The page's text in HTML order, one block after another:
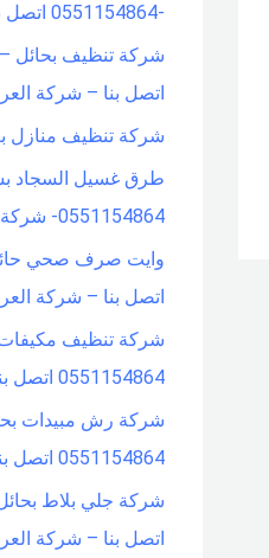
-0551154864 اتصل بنا – شركة العربي
اتصل بنا – شركة
شركة تنظيف منازل
طرق غسيل السجاد
0551154864- شركة العربي
اتصل بنا – شركة
شركة تنظيف
0551154864 اتصل بنا – شركة العربي
شركة رش مبيدات
0551154864 اتصل بنا – شركة العربي
اتصل بنا – شركة